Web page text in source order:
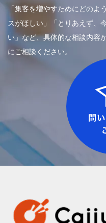
「集客を増やすためにどのよ
スがほしい」「とりあえず、
い」など、具体的な相談内容
にご相談ください。